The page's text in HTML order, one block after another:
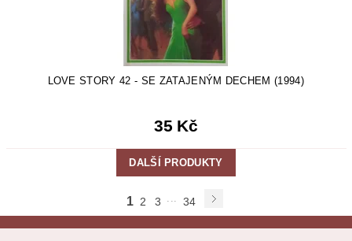
LOVE STORY 42 - SE ZATAJENÝM DECHEM (1994)
35 Kč
DALŠÍ PRODUKTY
1 2 3 ... 34